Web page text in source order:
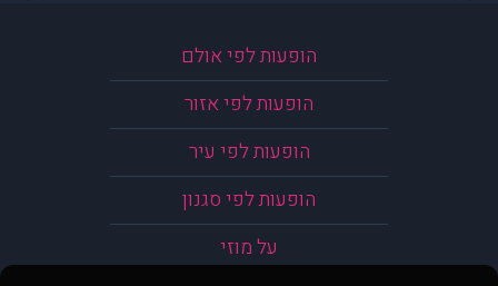
הופעות לפי אולם
הופעות לפי אזור
הופעות לפי עיר
הופעות לפי סגנון
על מוזי